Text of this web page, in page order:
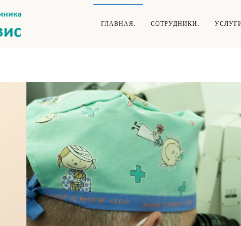
ГЛАВНАЯ. СОТРУДНИКИ.